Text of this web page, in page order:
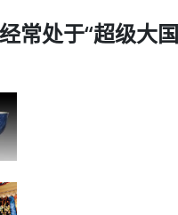
常处于“超级大